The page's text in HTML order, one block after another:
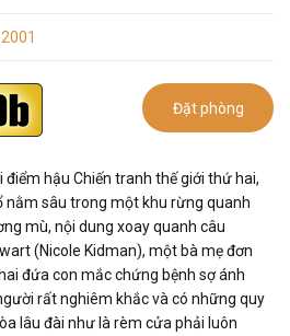
2001
Đặt phòng
điểm hậu Chiến tranh thế giới thứ hai,
nằm sâu trong một khu rừng quanh
mù, nội dung xoay quanh câu
(Nicole Kidman), một bà mẹ đơn
đứa con mắc chứng bệnh sợ ánh
rất nghiêm khắc và có những quy
lâu đài như là rèm cửa phải luôn